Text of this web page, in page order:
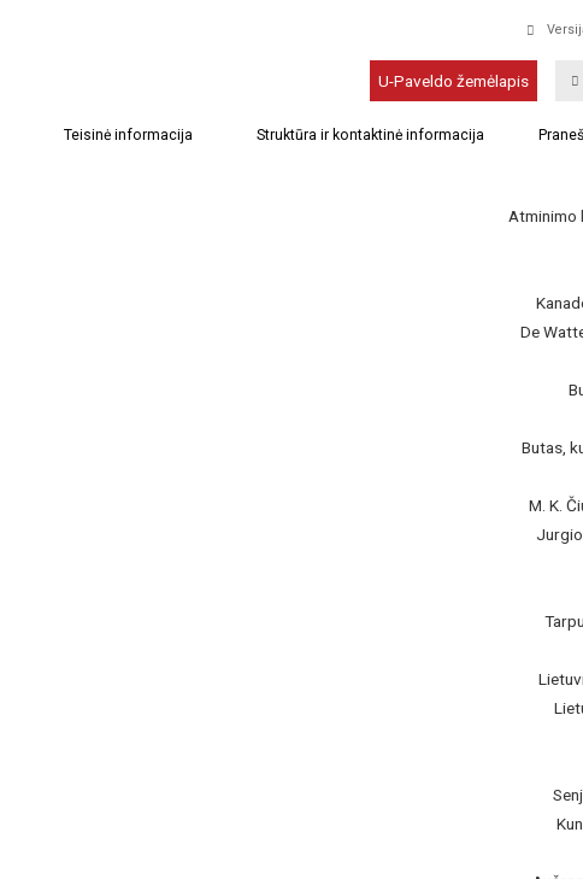
U-Paveldo žemėlapis
Teisinė informacija Struktūra ir kontaktinė informacija
Atminimo
De
Butas,
M. K.